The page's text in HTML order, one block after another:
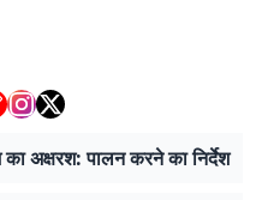
अक्षरश: पालन करने का निर्देश